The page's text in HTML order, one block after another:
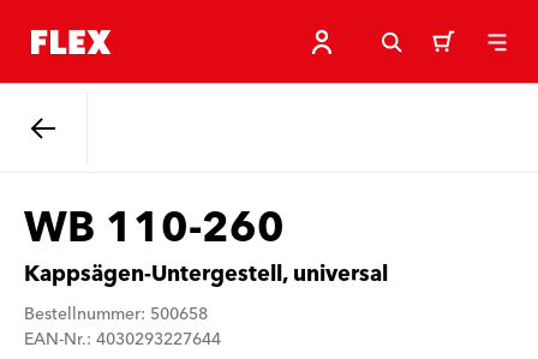
WB 110-260
Kappsägen-Untergestell, universal
Bestellnummer: 500658
EAN-Nr.: 4030293227644